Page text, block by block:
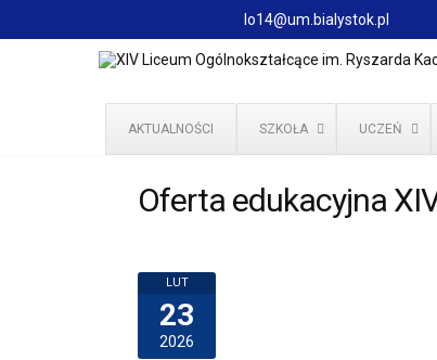
lo14@um.bialystok.pl
AKTUALNOŚCI SZKOŁA UCZEŃ
Oferta edukacyjna
LUT
23
2026